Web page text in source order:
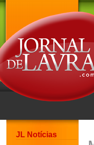
JL Notícias